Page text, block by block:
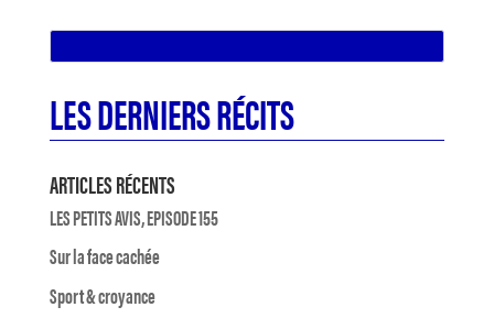
LES DERNIERS RÉCITS
ARTICLES RÉCENTS
LES PETITS AVIS, EPISODE 155
Sur la face cachée
Sport & croyance